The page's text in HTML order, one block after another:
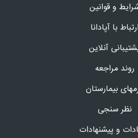
و قوانین
ارتباط با آپادانا
آنلاین
روند مراجعه
بیمارستان
نظر سنجی
و پیشنهادات